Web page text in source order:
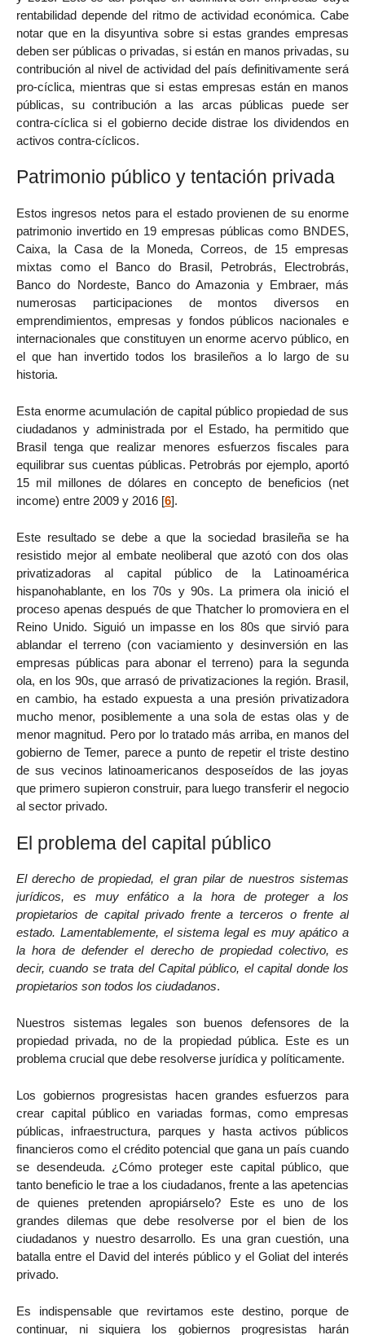
rentabilidad depende del ritmo de actividad económica. Cabe
notar que en la disyuntiva sobre si estas grandes empresas
deben ser públicas o privadas, si están en manos privadas, su
contribución al nivel de actividad del país definitivamente será
pro-cíclica, mientras que si estas empresas están en manos
públicas, su contribución a las arcas públicas puede ser
contra-cíclica si el gobierno decide distrae los dividendos en
activos contra-cíclicos.
Patrimonio público y tentación privada
Estos ingresos netos para el estado provienen de su enorme
patrimonio invertido en 19 empresas públicas como BNDES,
Caixa, la Casa de la Moneda, Correos, de 15 empresas
mixtas como el Banco do Brasil, Petrobrás, Electrobrás,
Banco do Nordeste, Banco do Amazonia y Embraer, más
numerosas participaciones de montos diversos en
emprendimientos, empresas y fondos públicos nacionales e
internacionales que constituyen un enorme acervo público, en
el que han invertido todos los brasileños a lo largo de su
historia.
Esta enorme acumulación de capital público propiedad de sus
ciudadanos y administrada por el Estado, ha permitido que
Brasil tenga que realizar menores esfuerzos fiscales para
equilibrar sus cuentas públicas. Petrobrás por ejemplo, aportó
15 mil millones de dólares en concepto de beneficios (net
income) entre 2009 y 2016 [6].
Este resultado se debe a que la sociedad brasileña se ha
resistido mejor al embate neoliberal que azotó con dos olas
privatizadoras al capital público de la Latinoamérica
hispanohablante, en los 70s y 90s. La primera ola inició el
proceso apenas después de que Thatcher lo promoviera en el
Reino Unido. Siguió un impasse en los 80s que sirvió para
ablandar el terreno (con vaciamiento y desinversión en las
empresas públicas para abonar el terreno) para la segunda
ola, en los 90s, que arrasó de privatizaciones la región. Brasil,
en cambio, ha estado expuesta a una presión privatizadora
mucho menor, posiblemente a una sola de estas olas y de
menor magnitud. Pero por lo tratado más arriba, en manos del
gobierno de Temer, parece a punto de repetir el triste destino
de sus vecinos latinoamericanos desposeídos de las joyas
que primero supieron construir, para luego transferir el negocio
al sector privado.
El problema del capital público
El derecho de propiedad, el gran pilar de nuestros sistemas
jurídicos, es muy enfático a la hora de proteger a los
propietarios de capital privado frente a terceros o frente al
estado. Lamentablemente, el sistema legal es muy apático a
la hora de defender el derecho de propiedad colectivo, es
decir, cuando se trata del Capital público, el capital donde los
propietarios son todos los ciudadanos.
Nuestros sistemas legales son buenos defensores de la
propiedad privada, no de la propiedad pública. Este es un
problema crucial que debe resolverse jurídica y políticamente.
Los gobiernos progresistas hacen grandes esfuerzos para
crear capital público en variadas formas, como empresas
públicas, infraestructura, parques y hasta activos públicos
financieros como el crédito potencial que gana un país cuando
se desendeuda. ¿Cómo proteger este capital público, que
tanto beneficio le trae a los ciudadanos, frente a las apetencias
de quienes pretenden apropiárselo? Este es uno de los
grandes dilemas que debe resolverse por el bien de los
ciudadanos y nuestro desarrollo. Es una gran cuestión, una
batalla entre el David del interés público y el Goliat del interés
privado.
Es indispensable que revirtamos este destino, porque de
continuar, ni siquiera los gobiernos progresistas harán